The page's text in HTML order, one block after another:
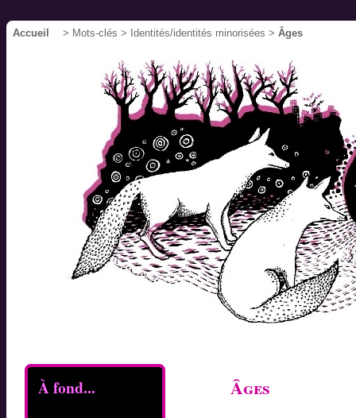
Accueil > Mots-clés > Identités/identités minorisées > Âges
À fond... Âges